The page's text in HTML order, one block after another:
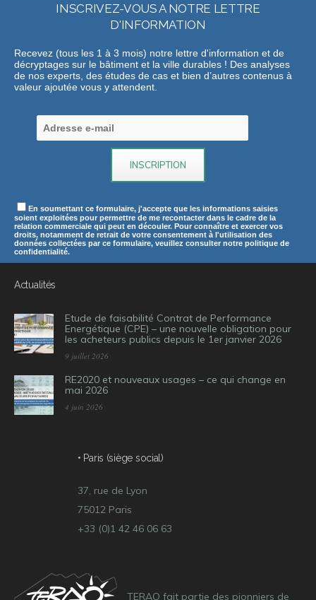
INSCRIVEZ-VOUS A NOTRE LETTRE
D'INFORMATION
Recevez (tous les 1 à 3 mois) notre lettre d'information et de
décryptages sur le bâtiment et la ville durables ! Des analyses
de nos experts, des études de cas et bien d’autres contenus à
valeur ajoutée vous y attendent.
En soumettant ce formulaire, j'accepte que les informations saisies
soient exploitées pour permettre de me recontacter dans le cadre de la
relation commerciale qui peut en découler. Pour connaître et exercer vos
droits, notamment de retrait de votre consentement à l'utilisation des
données collectées par ce formulaire, veuillez consulter notre politique de
confidentialité.
Actualités
Etude de faisabilité Contrat de Performance
Energétique (CPE) – une nouvelle obligation pour
les acheteurs publics depuis le 1er janvier 2026
9 juillet 2026
RE2020 et nouveaux usages – ce qui change en
mai 2026
4 juin 2026
• Paris (siège social)
37, rue de Lyon
75012 Paris
+33 (0)1 42 46 06 63
TERAO fait partie des pionniers de